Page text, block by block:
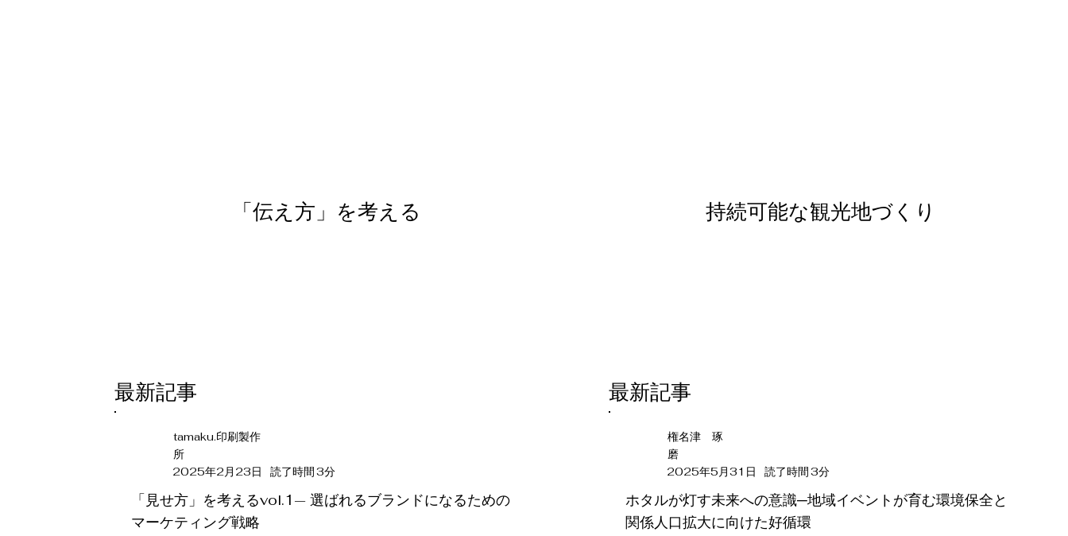
「伝え方」を考える
​最新記事
tamaku.印刷製作
所
2025年2月23日
読了時間 3分
「見せ方」を考えるvol.1— 選ばれるブランドになるための
マーケティング戦略
持続可能な観光地づくり
​最新記事
権名津 琢
磨
2025年5月31日
読了時間 3分
ホタルが灯す未来への意識─地域イベントが育む環境保全と
関係人口拡大に向けた好循環